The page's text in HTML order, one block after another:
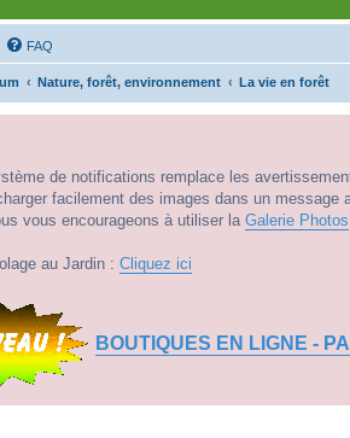
FAQ
Nature, forêt, environnement La vie en forêt
de notifications remplace les
facilement des images dans un
vous encourageons à utiliser la Galerie Photos
au Jardin : Cliquez ici
BOUTIQUES EN LIGNE -